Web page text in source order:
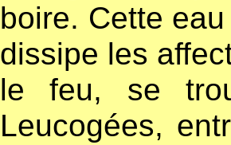
boire. Cette
dissipe les
le feu, se
Leucogées,